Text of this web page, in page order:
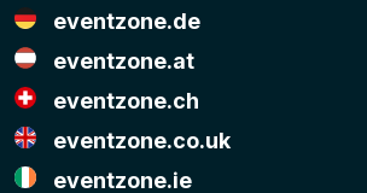
eventzone.de
eventzone.at
eventzone.ch
eventzone.co.uk
eventzone.ie